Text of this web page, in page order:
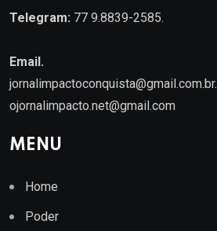
Telegram: 77 9.8839-2585.
Email.
jornalimpactoconquista@gmail.com.br.
ojornalimpacto.net@gmail.com
MENU
Home
Poder